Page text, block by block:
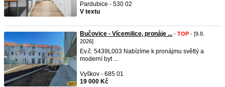
Pardubice - 530 02
V textu
Bučovice - Vícemilice, pronáje ... - TOP - [9.8.
2026]
Ev.č. 5439L003 Nabízíme k pronájmu světlý a
moderní byt ...
Vyškov - 685 01
19 000 Kč